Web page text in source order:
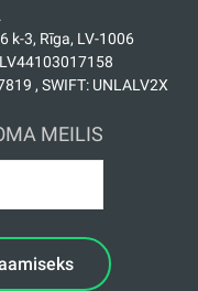
k-3, Rīga, LV-1006
, SWIFT: UNLALV2X
MEILIS